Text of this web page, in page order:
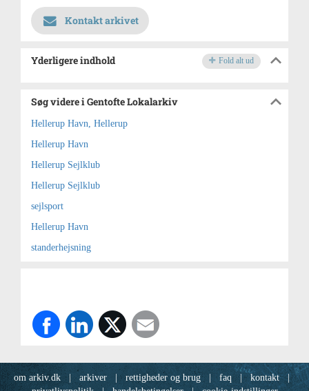
Kontakt arkivet
Yderligere indhold Fold alt ud
Søg videre i Gentofte Lokalarkiv
Hellerup Havn, Hellerup
Hellerup Havn
Hellerup Sejlklub
Hellerup Sejlklub
sejlsport
Hellerup Havn
standerhejsning
om arkiv.dk arkiver rettigheder og brug | faq | kontakt |